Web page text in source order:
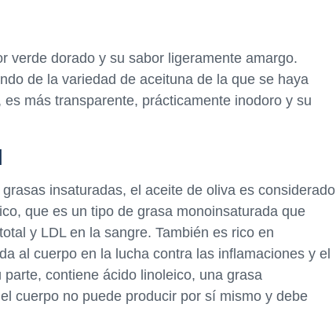
verde dorado y su sabor ligeramente amargo.
de la variedad de aceituna de la que se haya
más transparente, prácticamente inodoro y su
insaturadas, el aceite de oliva es considerado
que es un tipo de grasa monoinsaturada que
y LDL en la sangre. También es rico en
al cuerpo en la lucha contra las inflamaciones y el
contiene ácido linoleico, una grasa
cuerpo no puede producir por sí mismo y debe